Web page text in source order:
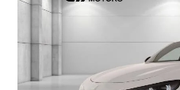
Speaker stereo con 6
Specchietti retrovisori
Specchietti retrovisori colorati